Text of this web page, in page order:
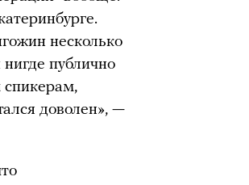
несколько
публично
спикерам,
доволен», —